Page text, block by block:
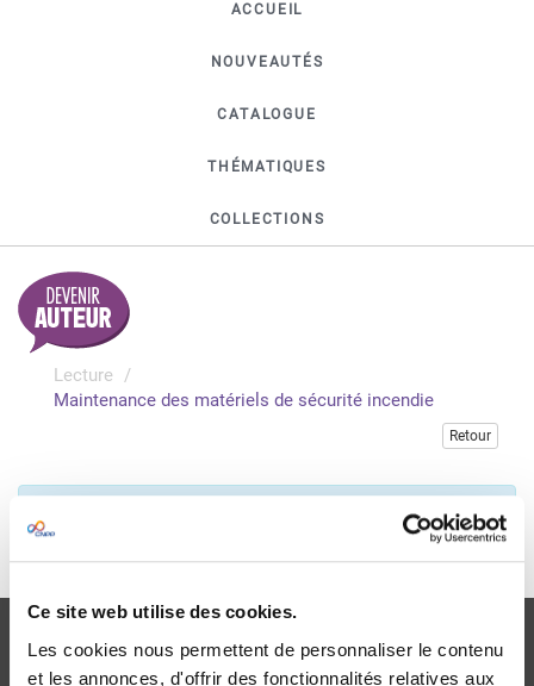
Ce site web utilise des cookies.
Les cookies nous permettent de personnaliser le contenu
et les annonces, d'offrir des fonctionnalités relatives aux
ACCUEIL
NOUVEAUTÉS
CATALOGUE
THÉMATIQUES
COLLECTIONS
Lecture
Maintenance des matériels de sécurité incendie
Retour
Veuillez vous connecter pour accéder à cette publication